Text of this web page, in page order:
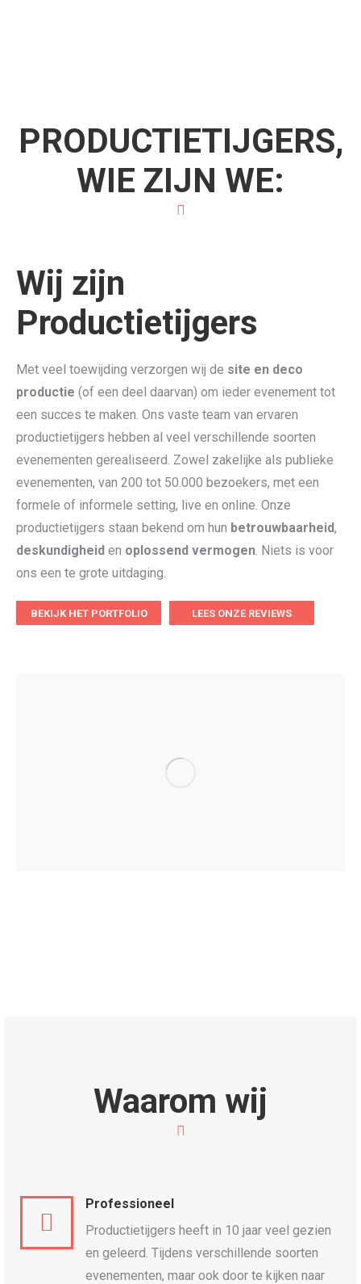
PRODUCTIETIJGERS,
WIE ZIJN WE:
Wij zijn
Productietijgers
Met veel toewijding verzorgen wij de site en deco
productie (of een deel daarvan) om ieder evenement tot
een succes te maken. Ons vaste team van ervaren
productietijgers hebben al veel verschillende soorten
evenementen gerealiseerd. Zowel zakelijke als publieke
evenementen, van 200 tot 50.000 bezoekers, met een
formele of informele setting, live en online. Onze
productietijgers staan bekend om hun betrouwbaarheid,
deskundigheid en oplossend vermogen. Niets is voor
ons een te grote uitdaging.
BEKIJK HET PORTFOLIO LEES ONZE REVIEWS
Waarom wij
Professioneel
Productietijgers heeft in 10 jaar veel gezien
en geleerd. Tijdens verschillende soorten
evenementen, maar ook door te kijken naar